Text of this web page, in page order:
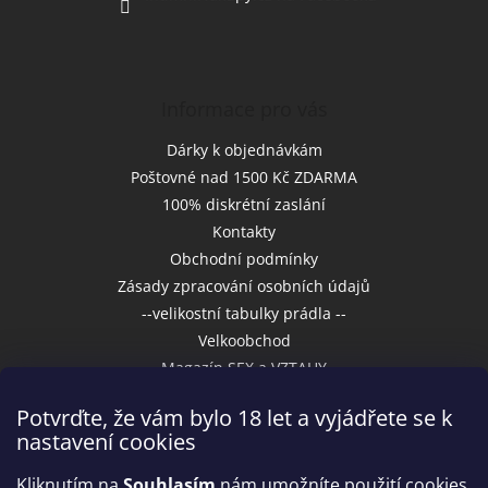
Potvrďte, že vám bylo 18 let a vyjádřete se k
nastavení cookies
Dárky k objednávkám
Poštovné nad 1500 Kč ZDARMA
100% diskrétní zaslání
Kontakty
Obchodní podmínky
Zásady zpracování osobních údajů
--velikostní tabulky prádla --
Velkoobchod
Magazín SEX a VZTAHY